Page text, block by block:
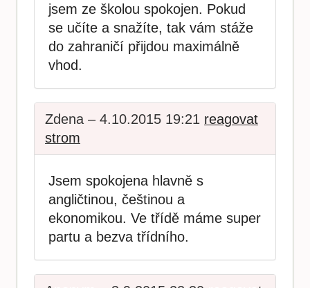
jsem ze školou spokojen. Pokud
se učíte a snažíte, tak vám stáže
do zahraničí přijdou maximálně
vhod.
Zdena – 4.10.2015 19:21 reagovat
strom
Jsem spokojena hlavně s
angličtinou, češtinou a
ekonomikou. Ve třídě máme super
partu a bezva třídního.